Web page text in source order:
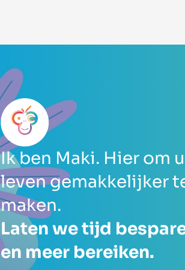
Ik ben Maki. Hier om
leven gemakkelijker
maken.
Laten we tijd
en meer bereiken.